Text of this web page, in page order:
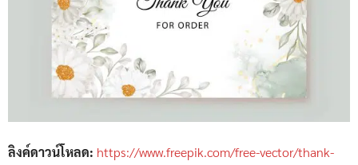
ลิงค์ดาวน์โหลด: https://www.freepik.com/free-vector/thank-